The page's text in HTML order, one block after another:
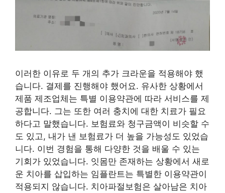
이러한 이유로 두 개의 추가 크라운을 적용해야 했
습니다. 결제를 진행해야 했어요. 유사한 상황에서
제품 제조업체는 특별 이용약관에 따라 서비스를 제
공합니다. 그는 또한 여러 충치에 대한 치료가 필요
하다고 말했습니다. 보험료와 청구금액이 비슷할 수
도 있고, 내가 낸 보험료가 더 높을 가능성도 있었습
니다. 이번 경험을 통해 다양한 것을 배울 수 있는
기회가 있었습니다. 잇몸만 존재하는 상황에서 새로
운 치아를 삽입하는 임플란트는 특별한 이용약관이
적용되지 않습니다. 치아파절보험은 살아남은 치아